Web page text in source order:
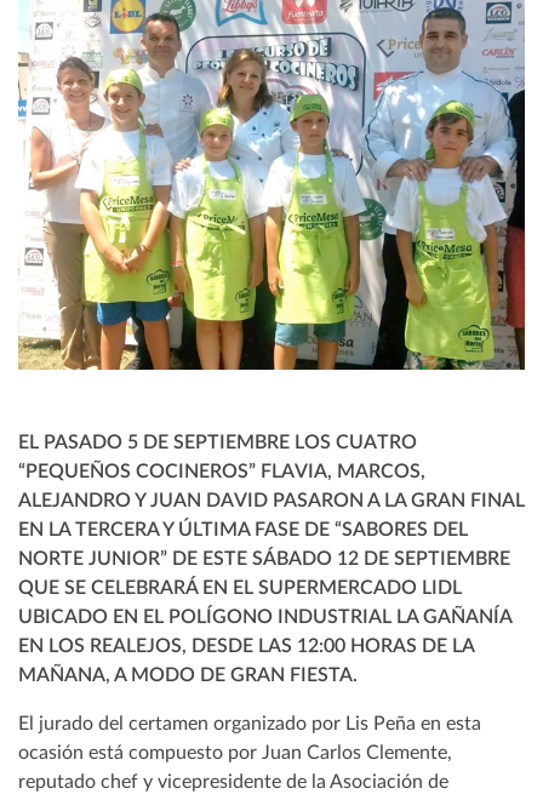
EL PASADO 5 DE SEPTIEMBRE LOS CUATRO
“PEQUEÑOS COCINEROS” FLAVIA, MARCOS,
ALEJANDRO Y JUAN DAVID PASARON A LA GRAN FINAL
EN LA TERCERA Y ÚLTIMA FASE DE “SABORES DEL
NORTE JUNIOR” DE ESTE SÁBADO 12 DE SEPTIEMBRE
QUE SE CELEBRARÁ EN EL SUPERMERCADO LIDL
UBICADO EN EL POLÍGONO INDUSTRIAL LA GAÑANÍA
EN LOS REALEJOS, DESDE LAS 12:00 HORAS DE LA
MAÑANA, A MODO DE GRAN FIESTA.
El jurado del certamen organizado por Lis Peña en esta
ocasión está compuesto por Juan Carlos Clemente,
reputado chef y vicepresidente de la Asociación de